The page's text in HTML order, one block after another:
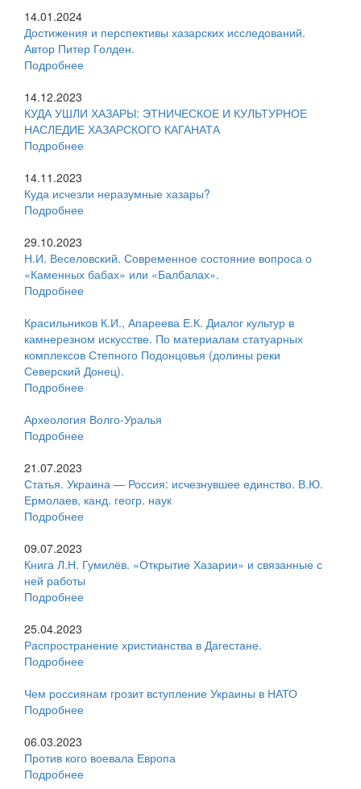
14.01.2024
Достижения и перспективы хазарских исследований.
Автор Питер Голден.
Подробнее
14.12.2023
КУДА УШЛИ ХАЗАРЫ: ЭТНИЧЕСКОЕ И КУЛЬТУРНОЕ
НАСЛЕДИЕ ХАЗАРСКОГО КАГАНАТА
Подробнее
14.11.2023
Куда исчезли неразумные хазары?
Подробнее
29.10.2023
Н.И. Веселовский. Современное состояние вопроса о
«Каменных бабах» или «Балбалах».
Подробнее
Красильников К.И., Апареева Е.К. Диалог культур в
камнерезном искусстве. По материалам статуарных
комплексов Степного Подонцовья (долины реки
Северский Донец).
Подробнее
Археология Волго-Уралья
Подробнее
21.07.2023
Статья. Украина — Россия: исчезнувшее единство. В.Ю.
Ермолаев, канд. геогр. наук
Подробнее
09.07.2023
Книга Л.Н. Гумилёв. «Открытие Хазарии» и связанные с
ней работы
Подробнее
25.04.2023
Распространение христианства в Дагестане.
Подробнее
Чем россиянам грозит вступление Украины в НАТО
Подробнее
06.03.2023
Против кого воевала Европа
Подробнее